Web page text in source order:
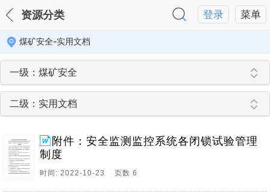
菜单
登录
资源分类
煤矿安全-实用文档
一级：煤矿安全
二级：实用文档
附件：安全监测监控系统各闭锁试验管理
制度
时间: 2022-10-23 页数 6